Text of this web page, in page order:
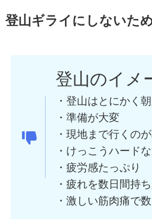
登山ギライにしないた
登山のイメ
・登山はとにかく
・準備が大変
・現地まで行くの
・けっこうハード
・疲労感たっぷり
・疲れを数日間持
・激しい筋肉痛で